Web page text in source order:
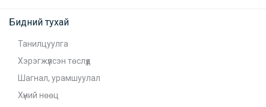
Бидний тухай
Танилцуулга
Хэрэгжүүлсэн төслүүд
Шагнал, урамшуулал
Хүний нөөц